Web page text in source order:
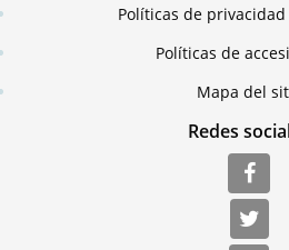
Políticas de privacidad
Políticas de
Mapa del
Redes